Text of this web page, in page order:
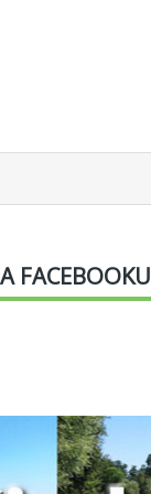
FACEBOOKU